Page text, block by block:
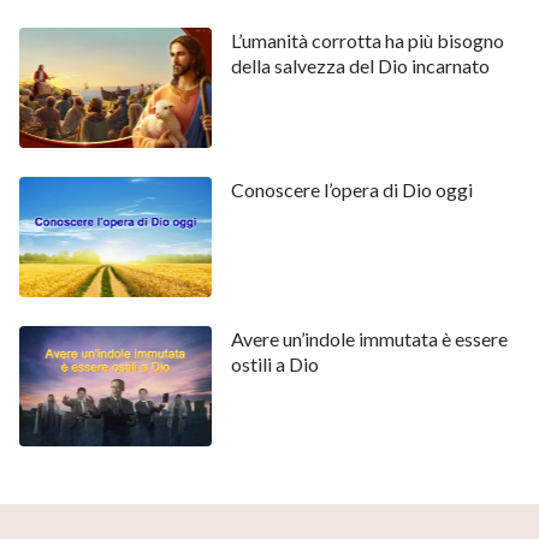
che frequentava erano bestie travestite da uomini;
erano animali con un aspetto umano. All’epoca, Pietro
era molto ingenuo, così, in diverse occasioni, le
supplicò con tutto il cuore. Ma come potevano quelle
di quell’appassionato giovane? Fu allora che Pietro
avvertì la vera vacuità della vita umana: al suo primo
ingresso sul palcoscenico della vita, aveva fallito… Un
conto proprio.
La delusione rese molto più maturo e smaliziato il
diciottenne Pietro. Non vi era più alcuna traccia della
ragazzo erano state spietatamente soffocate dalla
L’umanità corrotta ha più bisogno
della salvezza del Dio incarnato
Conoscere l’opera di Dio oggi
Avere un’indole immutata è essere
ostili a Dio